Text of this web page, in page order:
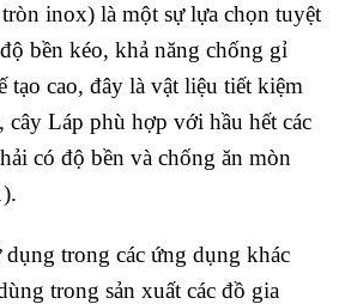
inox) là một sự lựa chọn tuyệt
bền kéo, khả năng chống gỉ
tạo cao, đây là vật liệu tiết kiệm
Láp phù hợp với hầu hết các
có độ bền và chống ăn mòn
trong các ứng dụng khác
trong sản xuất các đồ gia